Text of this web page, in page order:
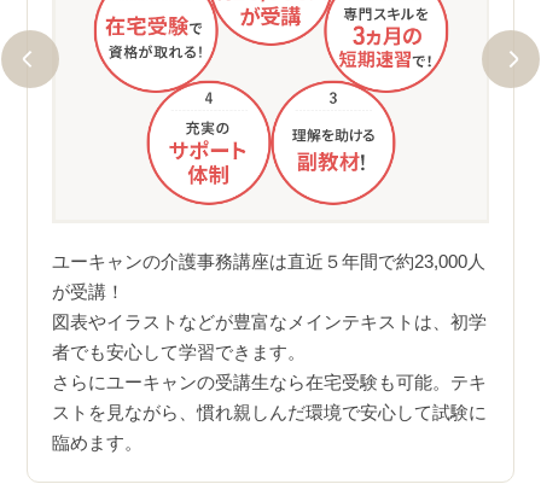
ユーキャンの介護事務講座は直近５年間で約23,000人
が受講！
図表やイラストなどが豊富なメインテキストは、初学
者でも安心して学習できます。
さらにユーキャンの受講生なら在宅受験も可能。テキ
ストを見ながら、慣れ親しんだ環境で安心して試験に
臨めます。